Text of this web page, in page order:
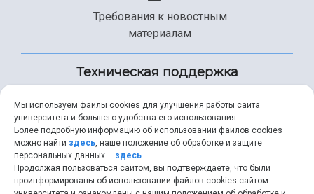
Требования к новостным
материалам
Техническая поддержка
+7 (846) 267-49-99
help@ssau.ru
Мы используем файлы cookies для улучшения работы сайта
университета и большего удобства его использования.
Более подробную информацию об использовании файлов cookies
можно найти здесь, наше положение об обработке и защите
персональных данных – здесь.
Продолжая пользоваться сайтом, вы подтверждаете, что были
проинформированы об использовании файлов cookies сайтом